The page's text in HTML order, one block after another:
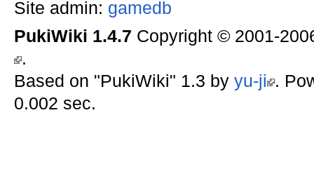
Site admin: gamedb
PukiWiki 1.4.7 Copyright © 2001-
.
Based on "PukiWiki" 1.3 by yu-ji .
0.002 sec.